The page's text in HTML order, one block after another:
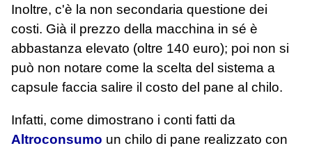
Inoltre, c'è la non secondaria questione dei
costi. Già il prezzo della macchina in sé è
abbastanza elevato (oltre 140 euro); poi non si
può non notare come la scelta del sistema a
capsule faccia salire il costo del pane al chilo.
Infatti, come dimostrano i conti fatti da
Altroconsumo un chilo di pane realizzato con